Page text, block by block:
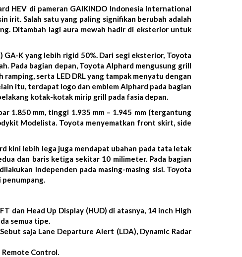
HEV di pameran GAIKINDO Indonesia International
irit. Salah satu yang paling signifikan berubah adalah
Ditambah lagi aura mewah hadir di eksterior untuk
K yang lebih rigid 50%. Dari segi eksterior, Toyota
Pada bagian depan, Toyota Alphard mengusung grill
serta LED DRL yang tampak menyatu dengan
itu, terdapat logo dan emblem Alphard pada bagian
kotak-kotak mirip grill pada fasia depan.
1.850 mm, tinggi 1.935 mm – 1.945 mm (tergantung
Modelista. Toyota menyematkan front skirt, side
kini lebih lega juga mendapat ubahan pada tata letak
dan baris ketiga sekitar 10 milimeter. Pada bagian
independen pada masing-masing sisi. Toyota
penumpang.
dan Head Up Display (HUD) di atasnya, 14 inch High
semua tipe.
saja Lane Departure Alert (LDA), Dynamic Radar
Control.